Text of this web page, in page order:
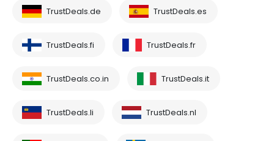
TrustDeals.de TrustDeals.es
TrustDeals.fi TrustDeals.fr
TrustDeals.co.in TrustDeals.it
TrustDeals.li TrustDeals.nl